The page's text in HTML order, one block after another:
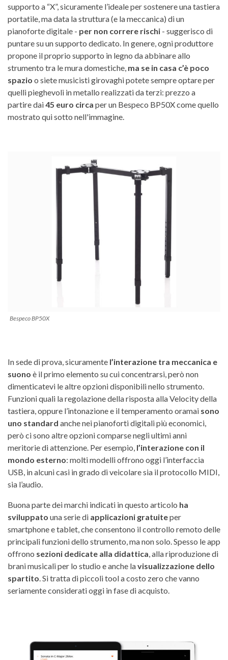
supporto a “X”, sicuramente l’ideale per sostenere una tastiera
portatile, ma data la struttura (e la meccanica) di un
pianoforte digitale - per non correre rischi - suggerisco di
puntare su un supporto dedicato. In genere, ogni produttore
propone il proprio supporto in legno da abbinare allo
strumento tra le mura domestiche, ma se in casa c’è poco
spazio o siete musicisti girovaghi potete sempre optare per
quelli pieghevoli in metallo realizzati da terzi: prezzo a
partire dai45 euro circa per un Bespeco BP50X come quello
mostrato qui sotto nell'immagine.
Bespeco BP50X
In sede di prova, sicuramente l’interazione tra meccanica e
suono è il primo elemento su cui concentrarsi, però non
dimenticatevi le altre opzioni disponibili nello strumento.
Funzioni quali la regolazione della risposta alla Velocity della
tastiera, oppure l’intonazione e il temperamento oramai sono
uno standard anche nei pianoforti digitali più economici,
però ci sono altre opzioni comparse negli ultimi anni
meritorie di attenzione. Per esempio, l’interazione con il
mondo esterno: molti modelli offrono oggi l’interfaccia
USB, in alcuni casi in grado di veicolare sia il protocollo MIDI,
sia l’audio.
Buona parte dei marchi indicati in questo articolo ha
sviluppato una serie di applicazioni gratuiteper
smartphone e tablet, che consentono il controllo remoto delle
principali funzioni dello strumento, ma non solo. Spesso le app
offrono sezioni dedicate alla didattica , alla riproduzione di
brani musicali per lo studio e anche lavisualizzazione dello
spartito . Si tratta di piccoli tool a costo zero che vanno
seriamente considerati oggi in fase di acquisto.